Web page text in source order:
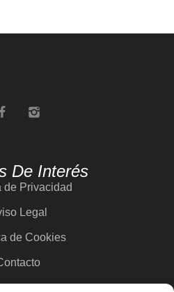
De Interés
de Privacidad
Legal
de Cookies